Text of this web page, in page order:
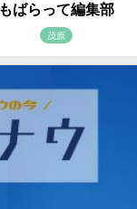
もばらって編集部
茂原